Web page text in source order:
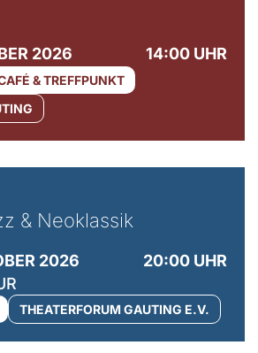
2026 14:00 UHR
& TREFFPUNKT
& Neoklassik
2026
20:00 UHR
THEATERFORUM GAUTING E.V.